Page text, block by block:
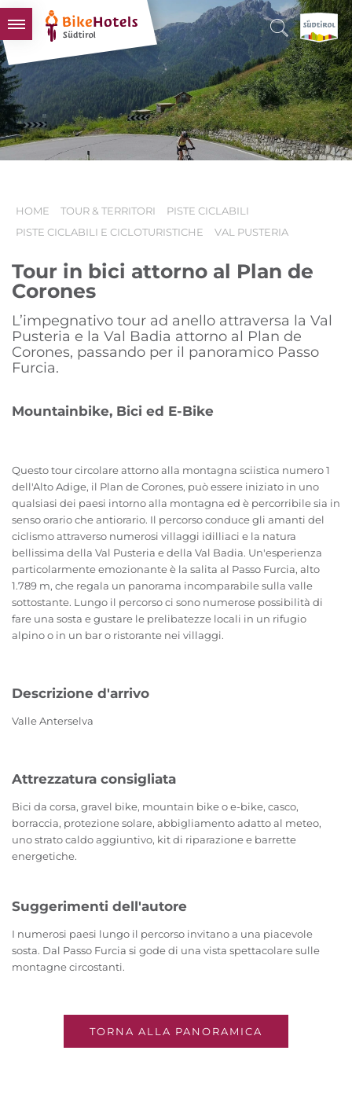
BIKEHOTELS
HOTELS & PACCHETTI
TOUR & TERRITORI
L'ALTO ADIGE & NOI
HOME TOUR & TERRITORI
PISTE CICLABILI
PISTE CICLABILI E CICLOTURISTICHE
VAL PUSTERIA
Tour in bici attorno al Plan de
Corones
L’impegnativo tour ad anello attraversa la Val
Pusteria e la Val Badia attorno al Plan de
Corones, passando per il panoramico Passo
Furcia.
Mountainbike, Bici ed E-Bike
Questo tour circolare attorno alla montagna sciistica numero 1
dell'Alto Adige, il Plan de Corones, può essere iniziato in uno
qualsiasi dei paesi intorno alla montagna ed è percorribile sia in
senso orario che antiorario. Il percorso conduce gli amanti del
ciclismo attraverso numerosi villaggi idilliaci e la natura
bellissima della Val Pusteria e della Val Badia. Un'esperienza
particolarmente emozionante è la salita al Passo Furcia, alto
1.789 m, che regala un panorama incomparabile sulla valle
sottostante. Lungo il percorso ci sono numerose possibilità di
fare una sosta e gustare le prelibatezze locali in un rifugio
alpino o in un bar o ristorante nei villaggi.
Descrizione d'arrivo
Valle Anterselva
Attrezzatura consigliata
Bici da corsa, gravel bike, mountain bike o e-bike, casco,
borraccia, protezione solare, abbigliamento adatto al meteo,
uno strato caldo aggiuntivo, kit di riparazione e barrette
energetiche.
Suggerimenti dell'autore
I numerosi paesi lungo il percorso invitano a una piacevole
sosta. Dal Passo Furcia si gode di una vista spettacolare sulle
montagne circostanti.
TORNA ALLA PANORAMICA